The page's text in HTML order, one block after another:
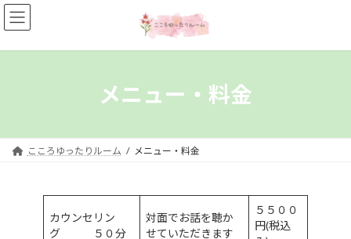
コ
ン
ン
ナ
ビ
ー
メニュー・料金
こころゆったりルーム メニュー・料金
カウンセリン
グ ５０分
対面でお話を聴か
せていただきます
５５００
円(税込